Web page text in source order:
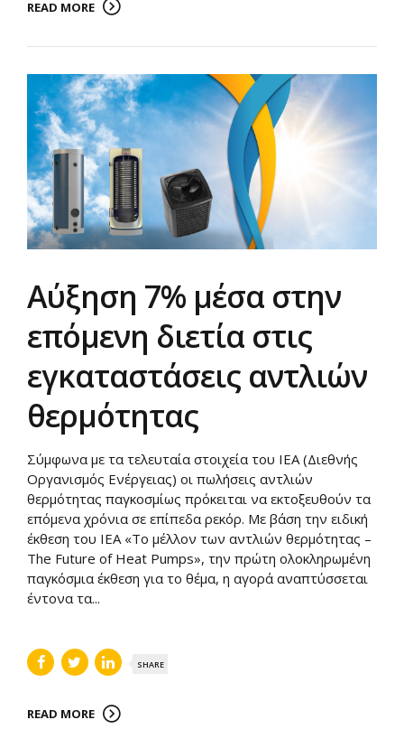
READ MORE
Αύξηση 7% μέσα στην
επόμενη διετία στις
εγκαταστάσεις αντλιών
θερμότητας
Σύμφωνα με τα τελευταία στοιχεία του ΙΕΑ (Διεθνής
Οργανισμός Ενέργειας) οι πωλήσεις αντλιών
θερμότητας παγκοσμίως πρόκειται να εκτοξευθούν τα
επόμενα χρόνια σε επίπεδα ρεκόρ. Με βάση την ειδική
έκθεση του ΙΕΑ «Το μέλλον των αντλιών θερμότητας –
The Future of Heat Pumps», την πρώτη ολοκληρωμένη
παγκόσμια έκθεση για το θέμα, η αγορά αναπτύσσεται
έντονα τα...
SHARE
READ MORE